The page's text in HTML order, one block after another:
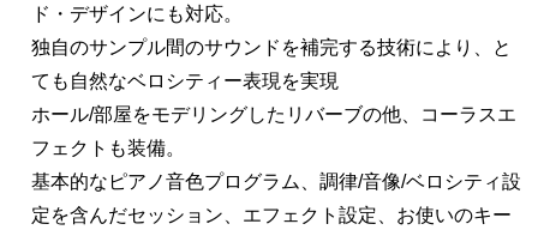
ド・デザインにも対応。
独自のサンプル間のサウンドを補完する技術により、と
ても自然なベロシティー表現を実現
ホール/部屋をモデリングしたリバーブの他、コーラスエ
フェクトも装備。
基本的なピアノ音色プログラム、調律/音像/ベロシティ設
定を含んだセッション、エフェクト設定、お使いのキー